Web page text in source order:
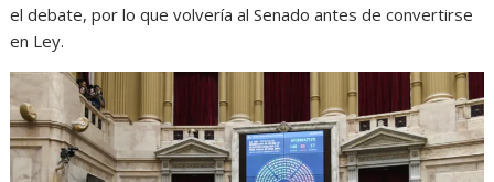
el debate, por lo que volvería al Senado antes de convertirse
en Ley.